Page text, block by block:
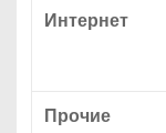
Интернет
Прочие